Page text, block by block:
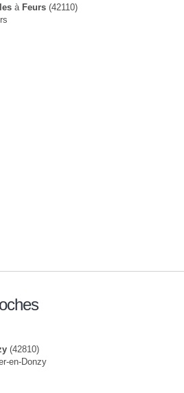
à Feurs (42110)
(42810)
en-Donzy